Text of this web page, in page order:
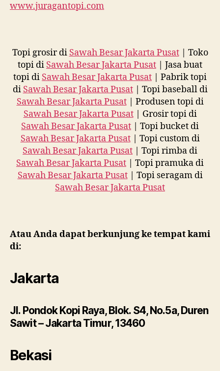
www.juragantopi.com
Topi grosir di Sawah Besar Jakarta Pusat| Toko
topi di Sawah Besar Jakarta Pusat | Jasa buat
topi di Sawah Besar Jakarta Pusat | Pabrik topi
di Sawah Besar Jakarta Pusat| Topi baseball di
Sawah Besar Jakarta Pusat| Produsen topi di
Sawah Besar Jakarta Pusat| Grosir topi di
Sawah Besar Jakarta Pusat | Topi bucket di
Sawah Besar Jakarta Pusat| Topi custom di
Sawah Besar Jakarta Pusat | Topi rimba di
Sawah Besar Jakarta Pusat | Topi pramuka di
Sawah Besar Jakarta Pusat| Topi seragam di
Sawah Besar Jakarta Pusat
Atau Anda dapat berkunjung ke tempat kami
di:
Jakarta
Jl. Pondok Kopi Raya, Blok. S4, No.5a, Duren
Sawit – Jakarta Timur, 13460
Bekasi